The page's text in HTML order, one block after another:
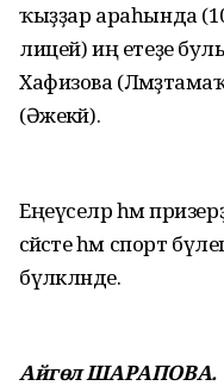
ҡыҙҙар араһында
лицей) иң етеҙе
Хафизова
(Әжекәй).
Еңеүселәр һәм
сәйәсәте һәм спорт
бүләкләнде.
Айгөл ШАРАПОВА.